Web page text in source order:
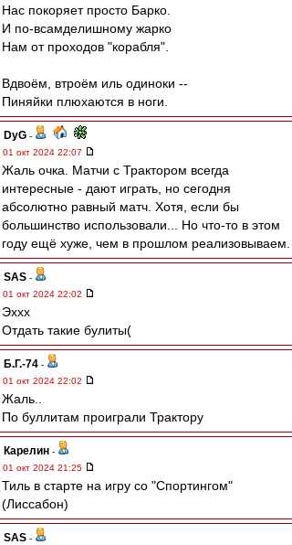
Нас покоряет просто Барко.
И по-всамделишному жарко
Нам от проходов "корабля".
Вдвоём, втроём иль одиноки --
Пиняйки плюхаются в ноги.
DyG -
01 окт 2024 22:07
Жаль очка. Матчи с Трактором всегда
интересные - дают играть, но сегодня
абсолютно равный матч. Хотя, если бы
большинство использовали... Но что-то в этом
году ещё хуже, чем в прошлом реализовываем.
SAS -
01 окт 2024 22:02
Эххх
Отдать такие булиты(
Б.Г.-74 -
01 окт 2024 22:02
Жаль..
По буллитам проиграли Трактору
Карелин -
01 окт 2024 21:25
Тиль в старте на игру со "Спортингом"
(Лиссабон)
SAS -